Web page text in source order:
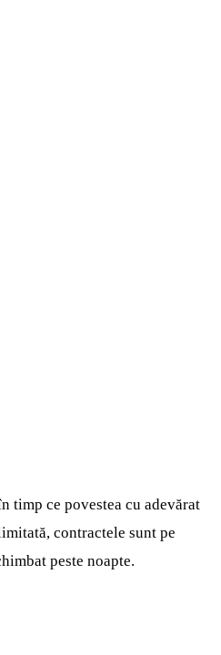
timp ce povestea cu adevărat
contractele sunt pe
peste noapte.